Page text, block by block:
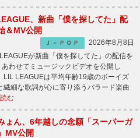
、新曲「僕を探してた」配
＆MV公開
Ｊ－ＰＯＰ
2026年8月8日
が新曲「僕を探してた」の配信を
あわせてミュージックビデオを公開し
LEAGUEは平均年齢19歳のボーイズ
細な歌詞が心に寄り添うバラード楽曲
む
ょん、6年越しの念願「スーパーガ
MV公開